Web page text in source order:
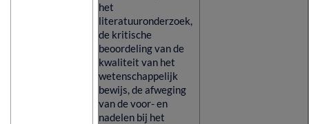
het
literatuuronderzoek,
de kritische
beoordeling van de
kwaliteit van het
wetenschappelijk
bewijs, de afweging
van de voor- en
nadelen bij het